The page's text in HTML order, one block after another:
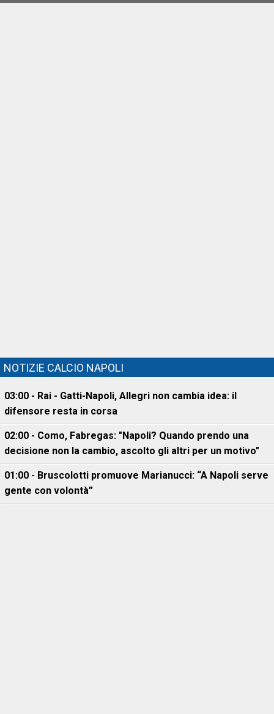
NOTIZIE CALCIO NAPOLI
03:00 - Rai - Gatti-Napoli, Allegri non cambia idea: il
difensore resta in corsa
02:00 - Como, Fabregas: "Napoli? Quando prendo una
decisione non la cambio, ascolto gli altri per un motivo"
01:00 - Bruscolotti promuove Marianucci: “A Napoli serve
gente con volontà”